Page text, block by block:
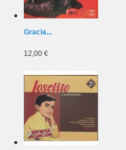
Gracia...
12,00 €